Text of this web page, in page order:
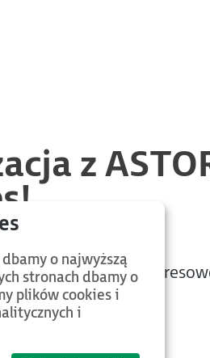
z
dbając o
o najwyższą
stronach dbamy o
plików cookies i
i